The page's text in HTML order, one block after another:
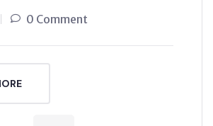
0 Comment